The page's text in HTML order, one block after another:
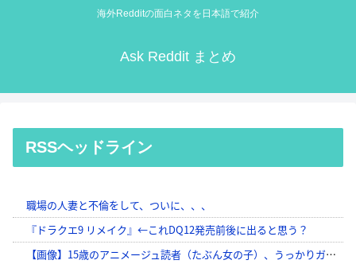
海外Redditの面白ネタを日本語で紹介
Ask Reddit まとめ
RSSヘッドライン